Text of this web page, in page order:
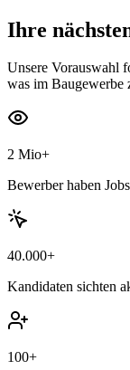
Ihre
Unsere Vorauswahl
was im Baugewerbe
2 Mio+
Bewerber haben
40.000+
Kandidaten sichten
100+